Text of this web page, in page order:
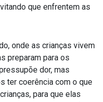
que enfrentem as
onde as crianças vivem
preparam para os
dor, mas
ter coerência com o que
para que elas